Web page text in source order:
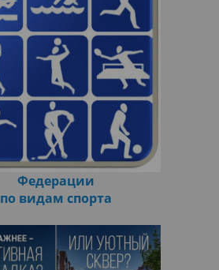
Федерации
по видам спорта